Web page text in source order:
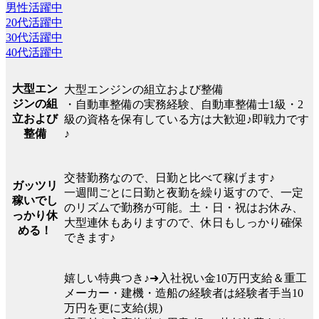
男性活躍中
20代活躍中
30代活躍中
40代活躍中
大型エン
ジンの組
立および
整備
大型エンジンの組立および整備
・自動車整備の実務経験、自動車整備士1級・2
級の資格を保有している方は大歓迎♪即戦力です
♪
ガッツリ
稼いでし
っかり休
める！
交替勤務なので、日勤と比べて稼げます♪
一週間ごとに日勤と夜勤を繰り返すので、一定
のリズムで勤務が可能。土・日・祝はお休み、
大型連休もありますので、休日もしっかり確保
できます♪
嬉しい特典つき♪➜入社祝い金10万円支給＆重工
メーカー・建機・造船の経験者は経験者手当10
万円を更に支給(規)